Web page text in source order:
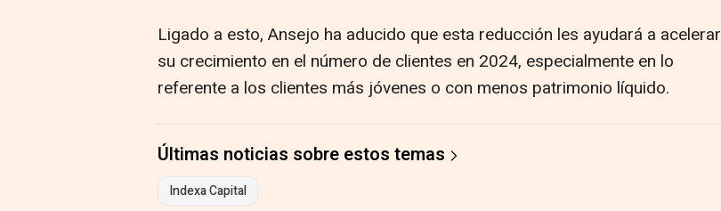
Ligado a esto, Ansejo ha aducido que esta reducción les ayudará a acelerar
su crecimiento en el número de clientes en 2024, especialmente en lo
referente a los clientes más jóvenes o con menos patrimonio líquido.
Últimas noticias sobre estos temas
Indexa Capital